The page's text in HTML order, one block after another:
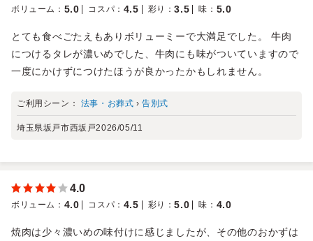
ボリューム ： 5.0 コスパ ： 4.5 彩り ：3.5 味 ： 5.0
とても食べごたえもありボリューミーで大満足でした。 牛肉
につけるタレが濃いめでした、牛肉にも味がついていますので
一度にかけずにつけたほうが良かったかもしれません。
ご利用シーン： 法事・お葬式 ›告別式
埼玉県坂戸市西坂戸2026/05/11
4.0
ボリューム ： 4.0 コスパ ： 4.5 彩り ：5.0 味 ： 4.0
焼肉は少々濃いめの味付けに感じましたが、その他のおかずは